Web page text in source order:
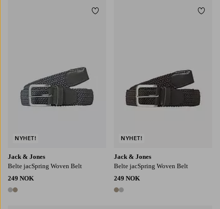
Jack & Jones
Belte jacSpring Woven Belt
249 NOK
2 farger
NYHET!
Legg til favoritter
Jack & Jones
Belte jacSpring Woven Belt
249 NOK
2 farger
NYHET!